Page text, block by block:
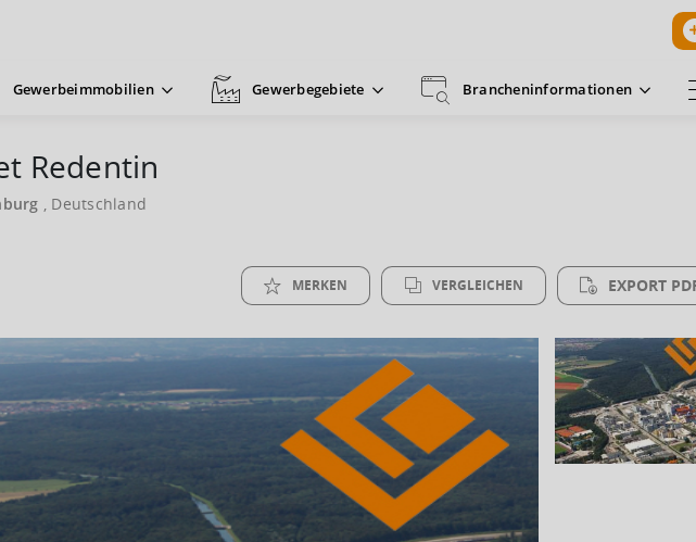
Gewerbeimmobilien Gewerbegebiete Brancheninformationen
Redentin
, Deutschland
MERKEN VERGLEICHEN EXPORT